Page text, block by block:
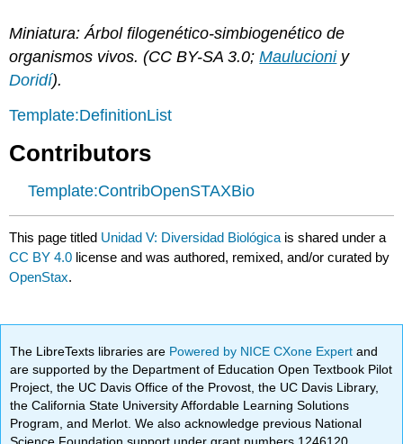
Miniatura: Árbol filogenético-simbiogenético de
organismos vivos. (CC BY-SA 3.0;Maulucioniy
Doridí).
Template:DefinitionList
Contributors
Template:ContribOpenSTAXBio
This page titled Unidad V: Diversidad Biológica is shared under a
CC BY 4.0 license and was authored, remixed, and/or curated by
OpenStax.
The LibreTexts libraries are Powered by NICE CXone Expertand
are supported by the Department of Education Open Textbook Pilot
Project, the UC Davis Office of the Provost, the UC Davis Library,
the California State University Affordable Learning Solutions
Program, and Merlot. We also acknowledge previous National
Science Foundation support under grant numbers 1246120,